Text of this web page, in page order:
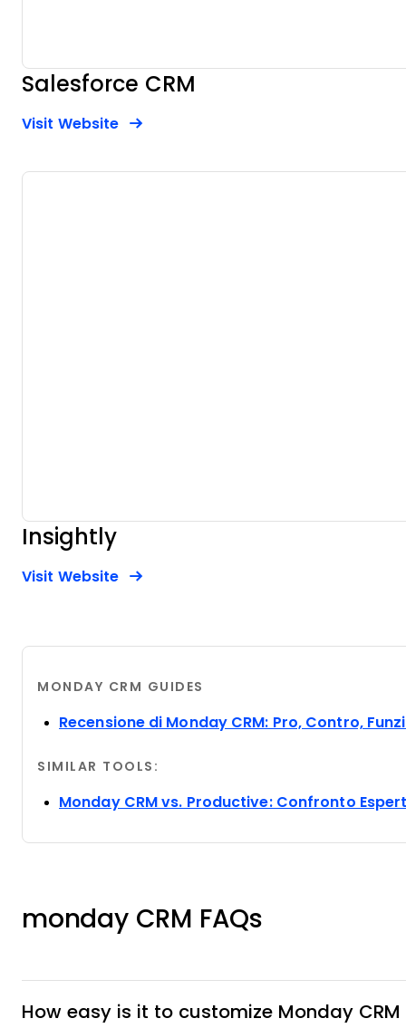
Salesforce CRM
Visit WebsiteOpens New Window
Insightly
Visit WebsiteOpens New Window
MONDAY CRM GUIDES
Recensione di Monday CRM: Pro, Contro,
SIMILAR TOOLS:
Monday CRM vs. Productive: Confronto
monday CRM FAQs
How easy is it to customize Monday